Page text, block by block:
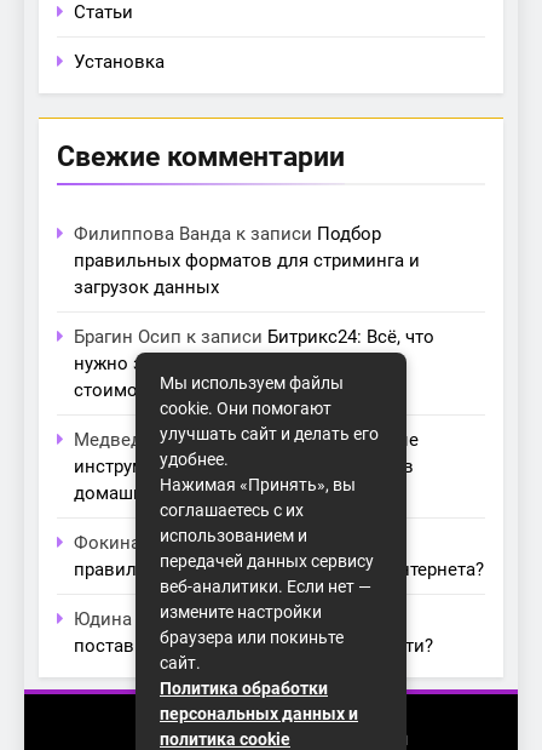
Статьи
Установка
Свежие комментарии
Филиппова Ванда к записи Подбор
правильных форматов для стриминга и
загрузок данных
Брагин Осип к записи Битрикс24: Всё, что
нужно знать о лицензиях, тарифах и
стоимости в компании Айтекс
Медведева Амалияк записиОсновные
инструменты для создания серверов в
домашних условиях
Фокина Невак записиКак выбрать
правильный модем для домашнего интернета?
Юдина Ивонак записиПроблемы с
поставщиками интернета: как их обойти?
2026 (с) https://homenet-spb.ru
Мы используем файлы
cookie. Они помогают
улучшать сайт и делать его
удобнее.
Нажимая «Принять», вы
соглашаетесь с их
использованием и
передачей данных сервису
веб-аналитики. Если нет —
измените настройки
браузера или покиньте
сайт.
Политика обработки
персональных данных и
политика cookie